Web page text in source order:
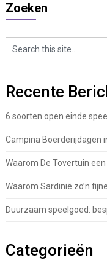
Zoeken
Recente
6 soorten open einde
Campina Boerderijdagen
Waarom De Tovertuin
Waarom Sardinië zo’n
Duurzaam speelgoed:
Categorieën